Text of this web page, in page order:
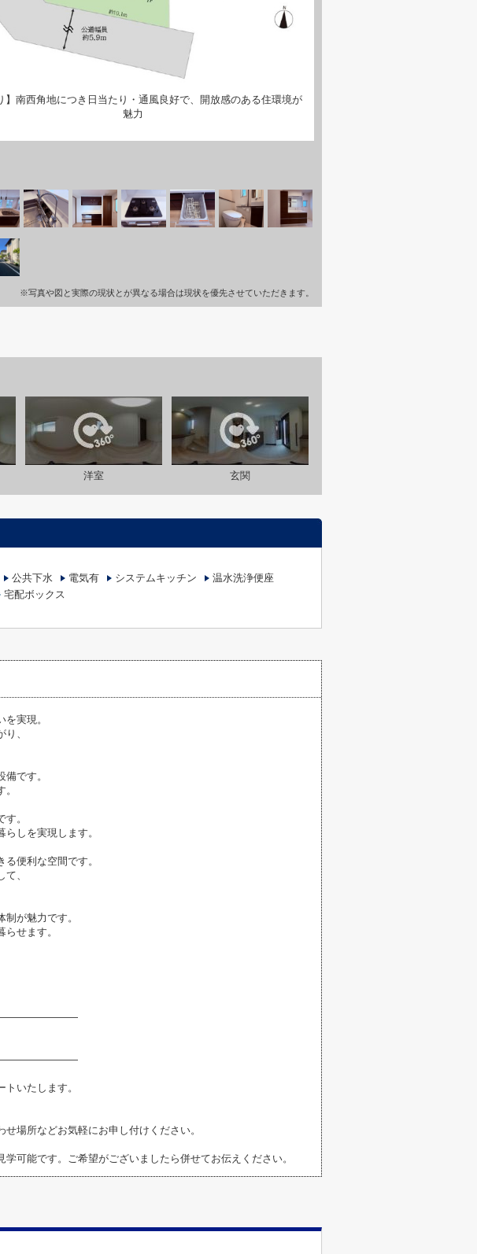
】南西角地につき日当たり・通風良好で、開放感のある住環境が
魅力
※写真や図と実際の現状とが異なる場合は現状を優先させていただきます。
洋室 玄関
公共下水 電気有 システムキッチン
温水洗浄便座
宅配ボックス
実現。
、
です。
。
しを実現します。
便利な空間です。
、
が魅力です。
せます。
いたします。
場所などお気軽にお申し付けください。
可能です。ご希望がございましたら併せてお伝えください。